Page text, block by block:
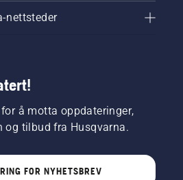
nettsteder
å motta oppdateringer,
og tilbud fra Husqvarna.
FOR NYHETSBREV